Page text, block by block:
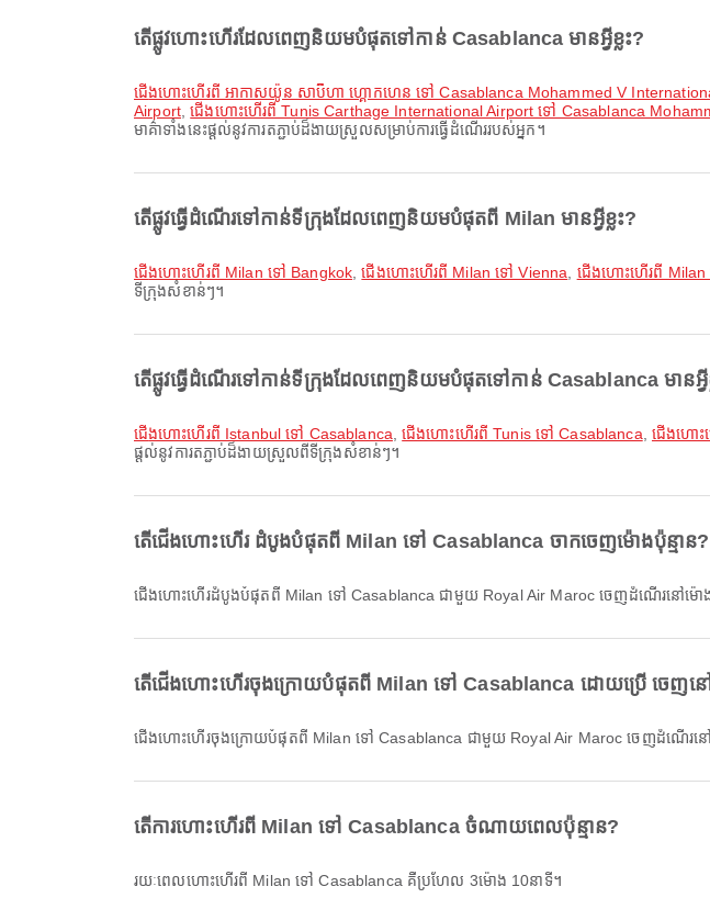
តើផ្លូវហោះហើរដែលពេញនិយមបំផុតទៅកាន់ Casablanca មានអ្វីខ្លះ?
ជើងហោះហើរពី អាកាសយ៉ូន សាប៊ីហា ហ្គោកហេន ទៅ Casablanca Mohammed V
Airport,ជើងហោះហើរពី Tunis Carthage International Airport ទៅ Casablanca
មាគ៌ាទាំងនេះផ្តល់នូវការតភ្ជាប់ដ៏ងាយស្រួលសម្រាប់ការធ្វើដំណើររបស់អ្នក។
តើផ្លូវធ្វើដំណើរទៅកាន់ទីក្រុងដែលពេញនិយមបំផុតពី Milan មានអ្វីខ្លះ?
ជើងហោះហើរពី Milan ទៅ Bangkok ,ជើងហោះហើរពី Milan ទៅ Vienna ជើងហោះហើរពី
ទីក្រុងសំខាន់ៗ។
តើផ្លូវធ្វើដំណើរទៅកាន់ទីក្រុងដែលពេញនិយមបំផុតទៅកាន់ Casablanca មានអ្វី
ជើងហោះហើរពី Istanbul ទៅ Casablanca ,ជើងហោះហើរពី Tunis ទៅ Casablanca ជើងហោះ
ផ្តល់នូវការតភ្ជាប់ដ៏ងាយស្រួលពីទីក្រុងសំខាន់ៗ។
តើជើងហោះហើរ ដំបូងបំផុតពី Milan ទៅ Casablanca ចាកចេញម៉ោងប៉ុន្មាន?
ជើងហោះហើរដំបូងបំផុតពី Milan ទៅ Casablanca ជាមួយ Royal Air Maroc ចេញដំណើរនៅម៉ោ
តើជើងហោះហើរចុងក្រោយបំផុតពី Milan ទៅ Casablanca ដោយប្រើ ចេញនៅ
ជើងហោះហើរចុងក្រោយបំផុតពី Milan ទៅ Casablanca ជាមួយ Royal Air Maroc ចេញដំណើរន
តើការហោះហើរពី Milan ទៅ Casablanca ចំណាយពេលប៉ុន្មាន?
រយៈពេលហោះហើរពី Milan ទៅ Casablanca គឺប្រហែល 3ម៉ោង 10នាទី។